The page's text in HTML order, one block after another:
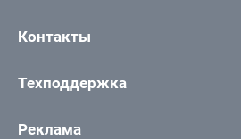
Контакты
Техподдержка
Реклама